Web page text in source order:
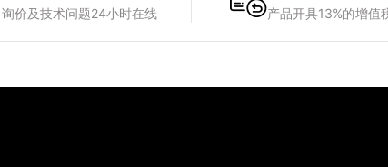
询价及技术问题24小时在线 产品开具13%的增值